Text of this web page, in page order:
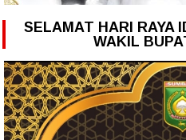
SELAMAT HARI RAYA
WAKIL